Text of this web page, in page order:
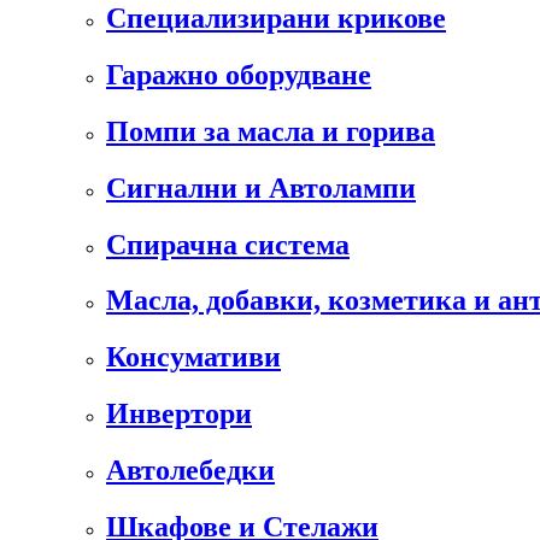
Специализирани крикове
Гаражно оборудване
Помпи за масла и горива
Сигнални и Автолампи
Спирачна система
Масла, добавки, козметика и
Консумативи
Инвертори
Автолебедки
Шкафове и Стелажи